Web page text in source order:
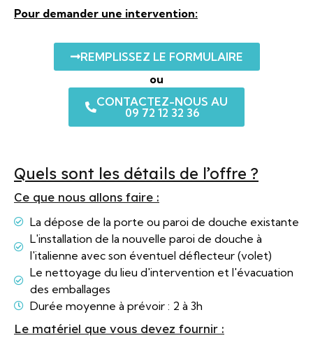
Pour demander une intervention:
REMPLISSEZ LE FORMULAIRE
ou
CONTACTEZ-NOUS AU
09 72 12 32 36
Quels sont les détails de l’offre ?
Ce que nous allons faire :
La dépose de la porte ou paroi de douche existante
L'installation de la nouvelle paroi de douche à
l'italienne avec son éventuel déflecteur (volet)
Le nettoyage du lieu d'intervention et l'évacuation
des emballages
Durée moyenne à prévoir : 2 à 3h
Le matériel que vous devez fournir :